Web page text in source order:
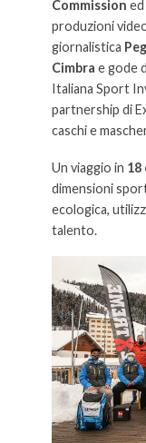
Commission ed
produzioni
giornalistica
Cimbra e gode
Italiana Sport
partnership di
caschi e
Un viaggio in 18
dimensioni
ecologica,
talento.